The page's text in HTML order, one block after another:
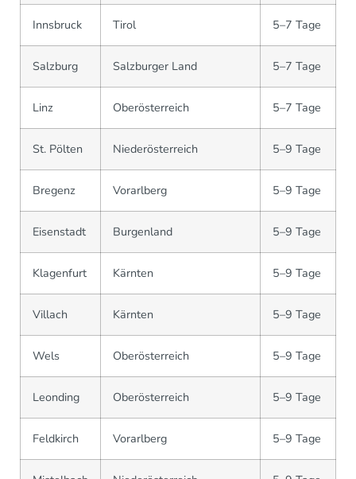
Innsbruck Tirol 5–7 Tage
Salzburg Salzburger Land 5–7 Tage
Linz Oberösterreich 5–7 Tage
St. Pölten Niederösterreich 5–9 Tage
Bregenz Vorarlberg 5–9 Tage
Eisenstadt Burgenland 5–9 Tage
Klagenfurt Kärnten 5–9 Tage
Villach Kärnten 5–9 Tage
Wels Oberösterreich 5–9 Tage
Leonding Oberösterreich 5–9 Tage
Feldkirch Vorarlberg 5–9 Tage